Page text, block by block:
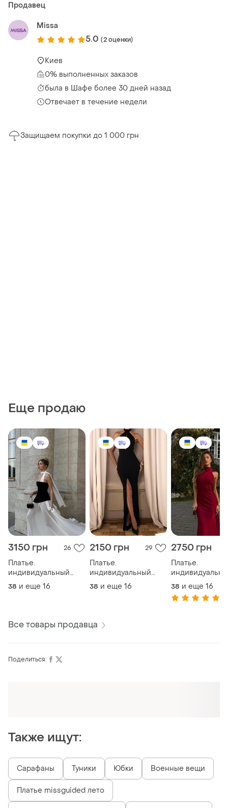
Продавец
Missa
5.0 (2 оценки)
Киев
0% выполненных заказов
была в Шафе более 30 дней назад
Отвечает в течение недели
Защищаем покупки до 1 000 грн
Еще продаю
3150 грн 26
Платье.
индивидуальный
пошив
38 и еще 16
2150 грн 29
Платье.
индивидуальный
пошив
38 и еще 16
2750 грн
Платье.
пошив
38 и еще 16
Все товары продавца
Поделиться:
Также ищут:
Сарафаны Туники Юбки Военные вещи
Платье missguided лето